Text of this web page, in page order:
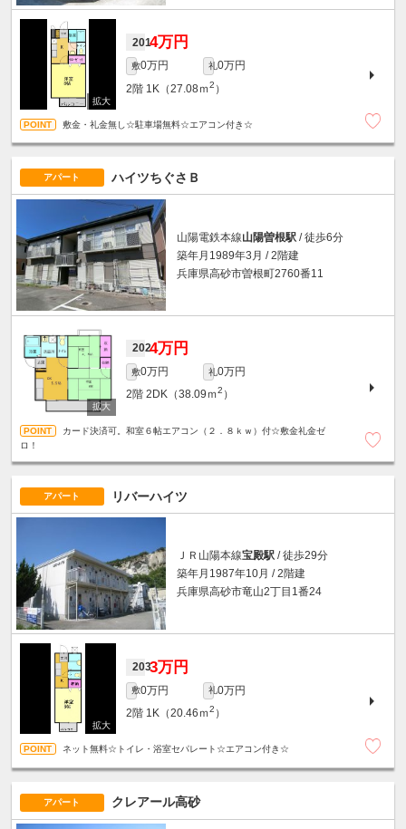
2014万円
敷0万円 礼0万円
2階 1K（27.08ｍ2 ）
敷金・礼金無し☆駐車場無料☆エアコン付き☆
アパート ハイツちぐさＢ
山陽電鉄本線山陽曽根駅 / 徒歩6分
築年月1989年3月 / 2階建
兵庫県高砂市曽根町2760番11
2024万円
敷0万円 礼0万円
2階 2DK（38.09ｍ2 ）
カード決済可。和室６帖エアコン（２．８ｋｗ）付☆敷金礼金ゼ
ロ！
アパート リバーハイツ
ＪＲ山陽本線宝殿駅 / 徒歩29分
築年月1987年10月 / 2階建
兵庫県高砂市竜山2丁目1番24
2033万円
敷0万円 礼0万円
2階 1K（20.46ｍ2 ）
ネット無料☆トイレ・浴室セパレート☆エアコン付き☆
アパート クレアール高砂